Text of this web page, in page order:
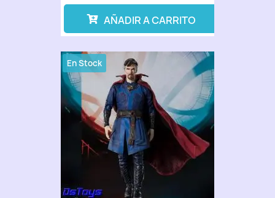
AÑADIR A CARRITO
En Stock